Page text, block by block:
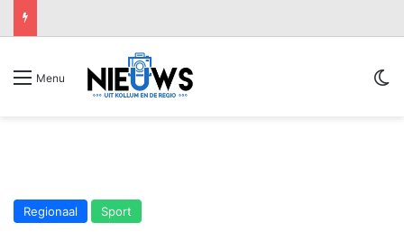
Menu
Regionaal Sport